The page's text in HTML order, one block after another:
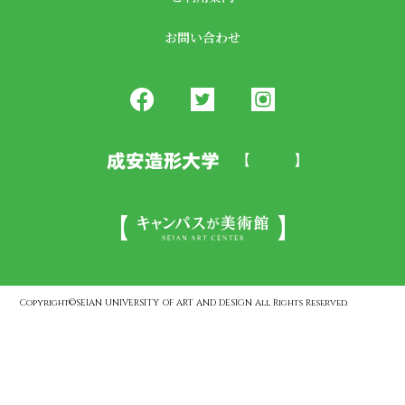
お問い合わせ
Copyright©SEIAN UNIVERSITY OF ART AND DESIGN All Rights Reserved.